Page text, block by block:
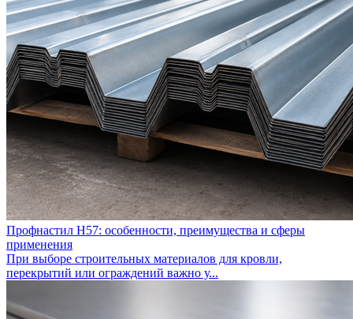
Профнастил Н57: особенности, преимущества и сферы
применения
При выборе строительных материалов для кровли,
перекрытий или ограждений важно у...